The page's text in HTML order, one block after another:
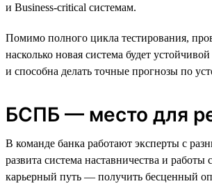
и Business-critical системам.
Помимо полного цикла тестирования,
насколько новая система будет
и способна делать точные прогнозы по
БСПБ — место для
В команде банка работают эксперты с
развита система наставничества и
карьерный путь — получить бесценный